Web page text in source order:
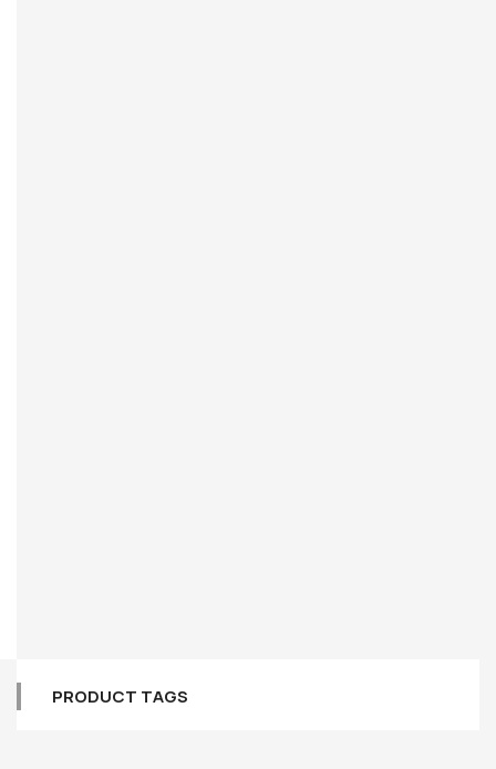
PRODUCT TAGS